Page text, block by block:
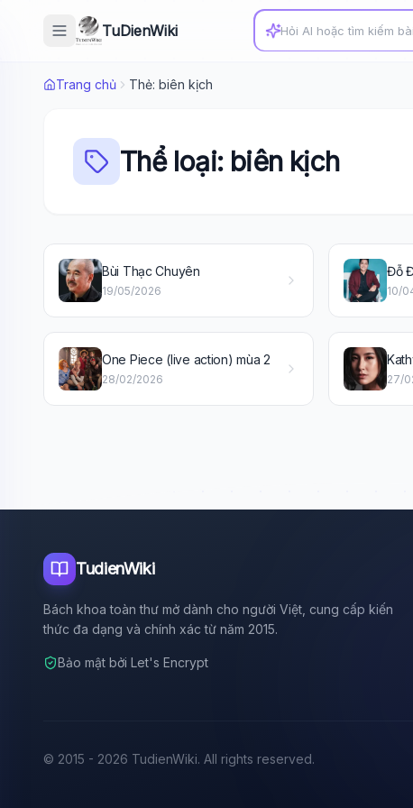
TuDienWiki
Trang chủ Thẻ: biên kịch
Thể loại: biên kịch
Bùi Thạc Chuyên
19/05/2026
Đỗ
10/
One Piece (live action) mùa 2
28/02/2026 27/
TudienWiki
Bách khoa toàn thư mở dành cho người Việt, cung cấp kiến
thức đa dạng và chính xác từ năm 2015.
Bảo mật bởi Let's Encrypt
© 2015 - 2026 TudienWiki. All rights reserved.